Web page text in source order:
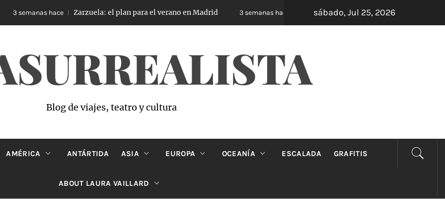
3 semanas hace Zarzuela: el plan para el verano en Madrid 3 semanas hace Oveja Negra: el unipersonal que se ríe de
sábado, Jul 25, 2026
Blog de viajes, teatro y cultura
AMÉRICA ANTÁRTIDA ASIA EUROPA OCEANÍA ESCALADA GRAFITIS
ABOUT LAURA VAILLARD